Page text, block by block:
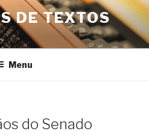
DE TEXTOS
Menu
do Senado